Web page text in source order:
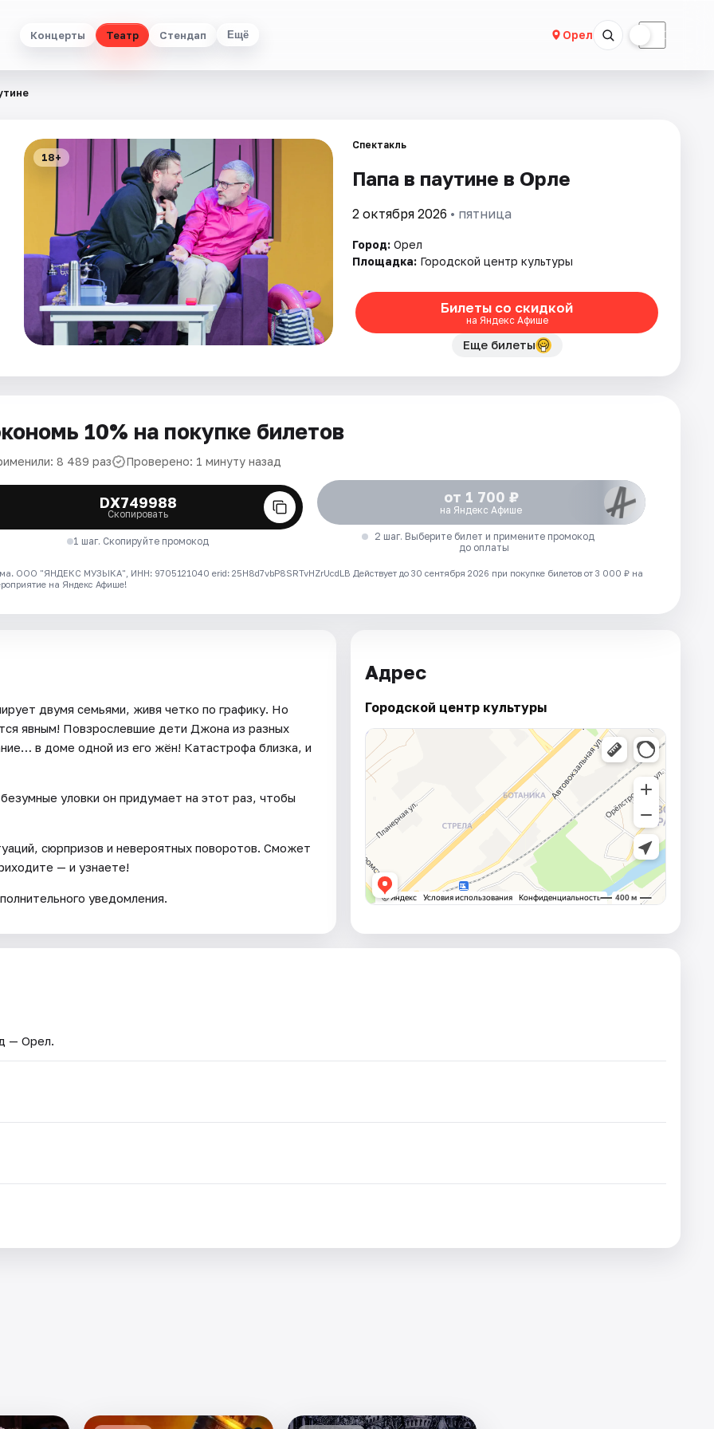
Концерты Театр Стендап Ещё Орел ☾
18+
Спектакль
Папа в паутине в Орле
2 октября 2026 • пятница
Город: Орел
Площадка: Городской центр культуры
Билеты со скидкой
на Яндекс Афише
Еще билеты
10% на покупке билетов
8 489 раз Проверено: 1 минуту назад
DX749988
Скопировать
1 шаг. Скопируйте промокод
от 1 700 ₽
на Яндекс Афише
2 шаг. Выберите билет и примените промокод
до оплаты
ООО "ЯНДЕКС МУЗЫКА", ИНН: 9705121040 erid: 25H8d7vbP8SRTvHZrUcdLB Действует до 30 сентября 2026 при покупке билетов от 3 000 ₽ на
на Яндекс Афише!
двумя семьями, живя четко по графику. Но
явным! Повзрослевшие дети Джона из разных
в доме одной из его жён! Катастрофа близка, и
уловки он придумает на этот раз, чтобы
сюрпризов и невероятных поворотов. Сможет
— и узнаете!
уведомления.
Адрес
Городской центр культуры
— Орел.